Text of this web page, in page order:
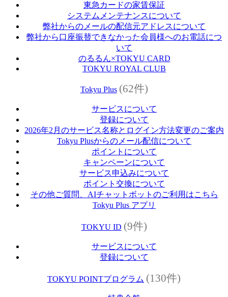
東急カードの家賃保証
システムメンテナンスについて
弊社からのメールの配信元アドレスについて
弊社から口座振替できなかった会員様へのお電話につ
いて
のるるん×TOKYU CARD
TOKYU ROYAL CLUB
Tokyu Plus (62件)
サービスについて
登録について
2026年2月のサービス名称とログイン方法変更のご案内
Tokyu Plusからのメール配信について
ポイントについて
キャンペーンについて
サービス申込みについて
ポイント交換について
その他ご質問、AIチャットボットのご利用はこちら
Tokyu Plus アプリ
TOKYU ID (9件)
サービスについて
登録について
TOKYU POINTプログラム (130件)